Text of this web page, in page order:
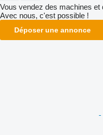
Vous vendez des machines et
Avec nous, c'est possible !
Déposer une annonce